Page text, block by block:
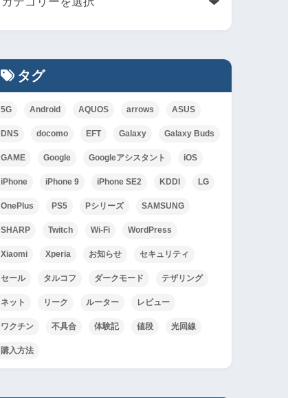
タグ
5G Android AQUOS arrows ASUS
DNS docomo EFT Galaxy Galaxy Buds
GAME Google Googleアシスタント iOS
iPhone iPhone 9 iPhone SE2 KDDI LG
OnePlus PS5 Pシリーズ SAMSUNG
SHARP Twitch Wi-Fi WordPress
Xiaomi Xperia お知らせ セキュリティ
セール タルコフ ダークモード テザリング
ネット リーク ルーター レビュー
ワクチン 不具合 体験記 値段 光回線
購入方法